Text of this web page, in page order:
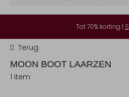
Tot 70% korting |
Terug
MOON BOOT LAARZEN
1 item